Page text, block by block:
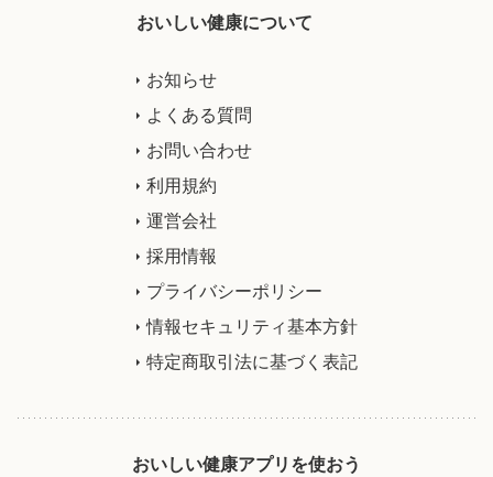
おいしい健康について
お知らせ
よくある質問
お問い合わせ
利用規約
運営会社
採用情報
プライバシーポリシー
情報セキュリティ基本方針
特定商取引法に基づく表記
おいしい健康アプリを使おう